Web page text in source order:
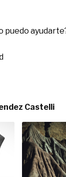
puedo
Castelli